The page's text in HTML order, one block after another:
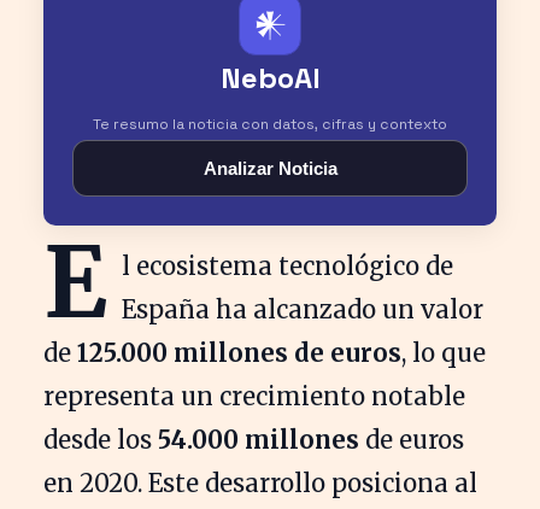
𒀭
NeboAI
Te resumo la noticia con datos, cifras y contexto
Analizar Noticia
E l ecosistema tecnológico de
España ha alcanzado un valor
de 125.000 millones de euros, lo que
representa un crecimiento notable
desde los 54.000 millones de euros
en 2020. Este desarrollo posiciona al